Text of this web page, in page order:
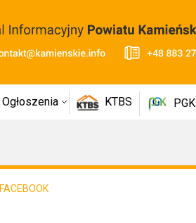
Ogłoszenia KTBS PGK
FACEBOOK